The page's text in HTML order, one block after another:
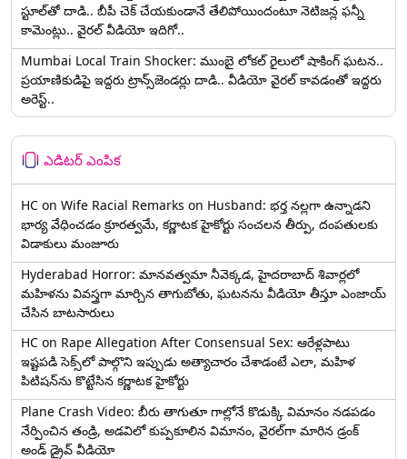
స్టూల్‌తో దాడి.. బీపీ చెక్ చేయకుండానే తేలిపోయిందంటూ నెటిజన్ల ఫన్నీ
కామెంట్లు.. వైరల్ వీడియో ఇదిగో..
Mumbai Local Train Shocker: ముంబై లోకల్ రైలులో షాకింగ్ ఘటన..
ప్రయాణికుడిపై ఇద్దరు ట్రాన్స్‌జెండర్లు దాడి.. వీడియో వైరల్ కావడంతో ఇద్దరు
అరెస్ట్..
ఎడిటర్ ఎంపిక
HC on Wife Racial Remarks on Husband: భర్త న‌ల్ల‌గా ఉన్నాడ‌ని
భార్య వేధించ‌డం క్రూర‌త్వ‌మే, కర్ణాటక హైకోర్టు సంచలన తీర్పు, దంపతులకు
విడాకులు మంజూరు
Hyderabad Horror: మానవత్వమా నీవెక్కడ, హైదరాబాద్ శివార్లలో
మహిళను వివస్త్రగా మార్చిన తాగుబోతు, ఘటనను వీడియో తీస్తూ ఎంజాయ్
చేసిన బాటసారులు
HC on Rape Allegation After Consensual Sex: ఆరేళ్లపాటు
ఇష్టపడి సెక్స్‌లో పాల్గొని ఇప్పుడు అత్యాచారం చేశాడంటే ఎలా, మహిళ
పిటిషన్‌ను కొట్టేసిన కర్ణాటక హైకోర్టు
Plane Crash Video: బీరు తాగుతూ గాల్లోనే కొడుక్కి విమానం నడపడం
నేర్పించిన తండ్రి, అడవిలో కుప్పకూలిన విమానం, వైరల్‌గా మారిన డ్రంక్‌
అండ్ డ్రైవ్ వీడియో